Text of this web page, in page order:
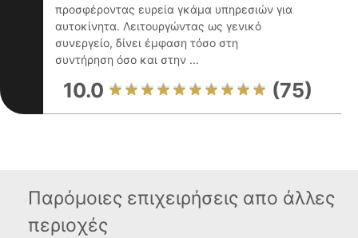
προσφέροντας ευρεία γκάμα υπηρεσιών για
αυτοκίνητα. Λειτουργώντας ως γενικό
συνεργείο, δίνει έμφαση τόσο στη
συντήρηση όσο και στην ...
10.0 (75)
Παρόμοιες επιχειρήσεις απο άλλες
περιοχές